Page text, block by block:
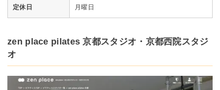
定休日 月曜日
zen place pilates 京都スタジオ・京都西院スタジ
オ